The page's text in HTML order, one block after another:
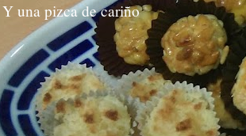
Y una pizca de cariño